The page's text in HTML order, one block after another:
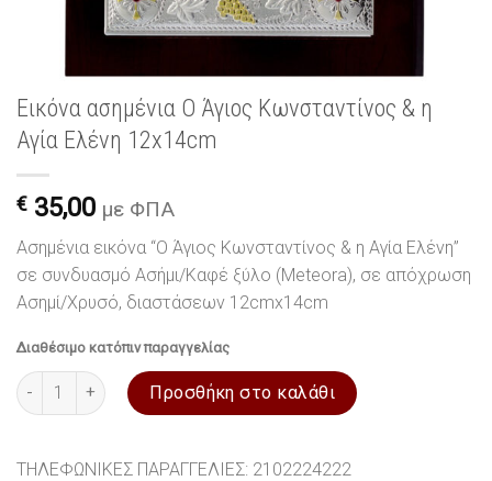
Εικόνα ασημένια Ο Άγιος Κωνσταντίνος & η
Αγία Ελένη 12x14cm
€ 35,00 με ΦΠΑ
Ασημένια εικόνα “Ο Άγιος Κωνσταντίνος & η Αγία Ελένη”
σε συνδυασμό Ασήμι/Καφέ ξύλο (Meteora), σε απόχρωση
Ασημί/Χρυσό, διαστάσεων 12cmx14cm
Διαθέσιμο κατόπιν παραγγελίας
Εικόνα ασημένια Ο Άγιος Κωνσταντίνος & η Αγία Ελένη
Προσθήκη στο καλάθι
ΤΗΛΕΦΩΝΙΚΕΣ ΠΑΡΑΓΓΕΛΙΕΣ: 2102224222